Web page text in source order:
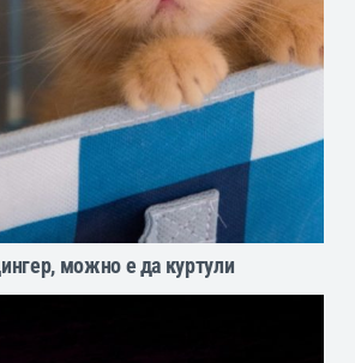
можно е да куртули